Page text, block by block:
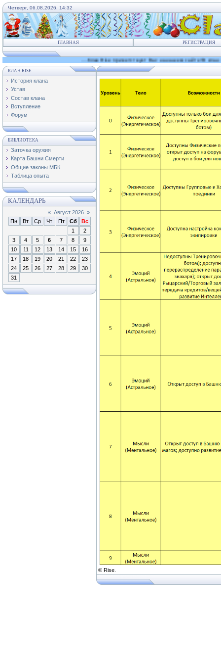
Четверг, 06.08.2026, 14:32
ГЛАВНАЯ РЕГИСТРАЦИЯ
....Клан Rise приветствует Вас на нашем сайте! В клан
КЛАН RISE
История клана
Устав
Состав клана
Вступление
Форум
БИБЛИОТЕКА
Заточка оружия
Карта Башни Смерти
Общие законы МБК
Таблица опыта
КАЛЕНДАРЬ
« Август 2026 »
Пн
Вт Ср Чт Пт Сб
Вс
1
2
3
4 5 6 7 8
9
10
11 12 13 14 15
16
17
18 19 20 21 22
23
24
25 26 27 28 29
30
31
© Rise.